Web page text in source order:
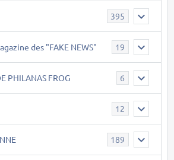
395
des "FAKE NEWS" 19
PHILANAS FROG 6
12
189